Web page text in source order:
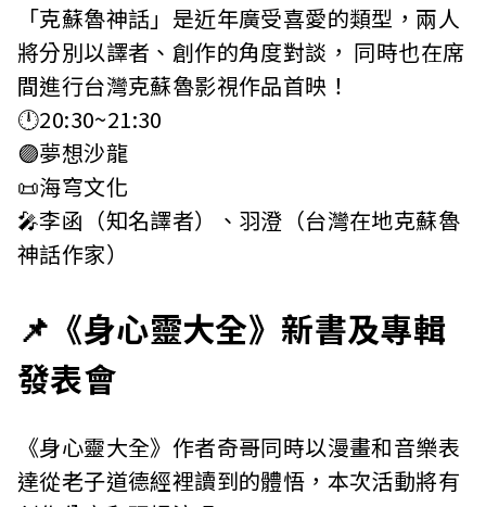
「克蘇魯神話」是近年廣受喜愛的類型，兩人
將分別以譯者、創作的角度對談， 同時也在席
間進行台灣克蘇魯影視作品首映！
🕛20:30~21:30
🟣夢想沙龍
📜海穹文化
🎤李函（知名譯者）、羽澄（台灣在地克蘇魯
神話作家）
📌《身心靈大全》新書及專輯
發表會
《身心靈大全》作者奇哥同時以漫畫和音樂表
達從老子道德經裡讀到的體悟，本次活動將有